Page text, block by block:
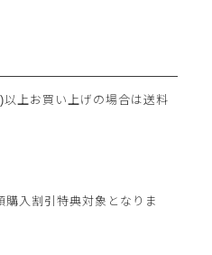
以上お買い上げの場合は送料
入割引特典対象となりま